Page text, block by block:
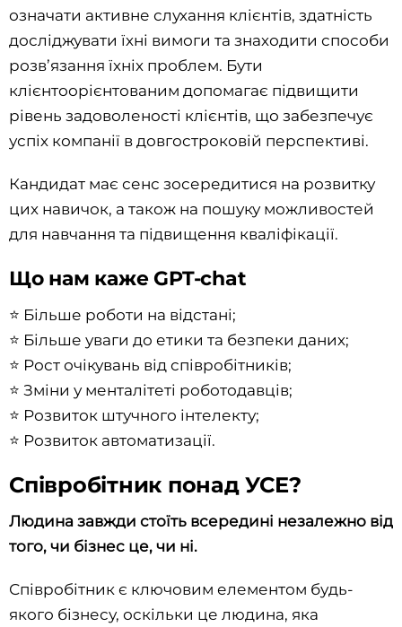
означати активне слухання клієнтів, здатність
досліджувати їхні вимоги та знаходити способи
розв’язання їхніх проблем. Бути
клієнтоорієнтованим допомагає підвищити
рівень задоволеності клієнтів, що забезпечує
успіх компанії в довгостроковій перспективі.
Кандидат має сенс зосередитися на розвитку
цих навичок, а також на пошуку можливостей
для навчання та підвищення кваліфікації.
Що нам каже GPT-chat
⭐️ Більше роботи на відстані;
⭐️ Більше уваги до етики та безпеки даних;
⭐️ Рост очікувань від співробітників;
⭐️ Зміни у менталітеті роботодавців;
⭐️ Розвиток штучного інтелекту;
⭐️ Розвиток автоматизації.
Співробітник понад УСЕ?
Людина завжди стоїть всередині незалежно від
того, чи бізнес це, чи ні.
Співробітник є ключовим елементом будь-
якого бізнесу, оскільки це людина, яка